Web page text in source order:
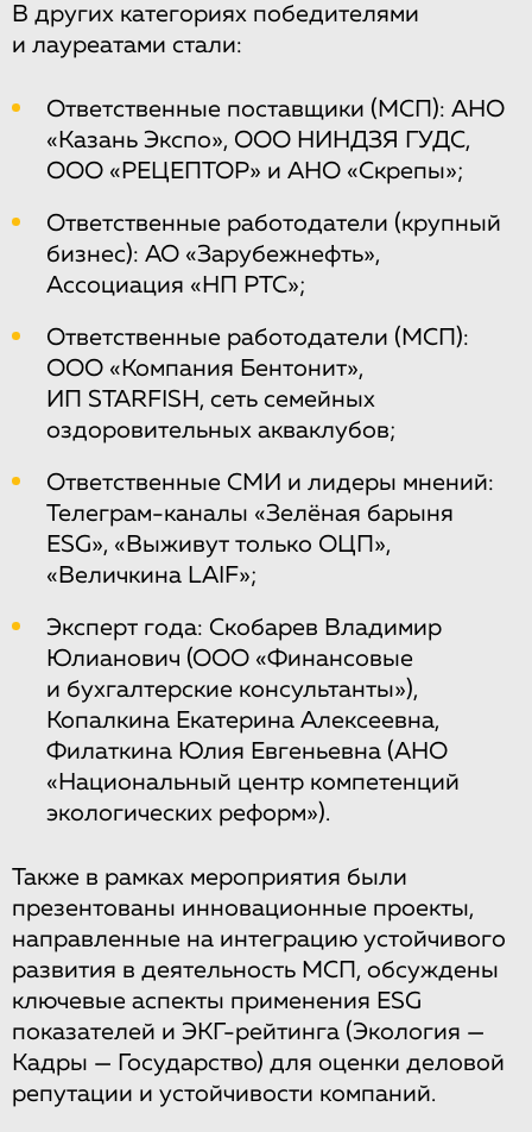
В других категориях победителями
и лауреатами стали:
Ответственные поставщики (МСП): АНО
«Казань Экспо», ООО НИНДЗЯ ГУДС,
ООО «РЕЦЕПТОР» и АНО «Скрепы»;
Ответственные работодатели (крупный
бизнес): АО «Зарубежнефть»,
Ассоциация «НП РТС»;
Ответственные работодатели (МСП):
ООО «Компания Бентонит»,
ИП STARFISH, сеть семейных
оздоровительных акваклубов;
Ответственные СМИ и лидеры мнений:
Телеграм-каналы «Зелёная барыня
ESG», «Выживут только ОЦП»,
«Величкина LAIF»;
Эксперт года: Скобарев Владимир
Юлианович (ООО «Финансовые
и бухгалтерские консультанты»),
Копалкина Екатерина Алексеевна,
Филаткина Юлия Евгеньевна (АНО
«Национальный центр компетенций
экологических реформ»).
Также в рамках мероприятия были
презентованы инновационные проекты,
направленные на интеграцию устойчивого
развития в деятельность МСП, обсуждены
ключевые аспекты применения ESG
показателей и ЭКГ-рейтинга (Экология —
Кадры — Государство) для оценки деловой
репутации и устойчивости компаний.